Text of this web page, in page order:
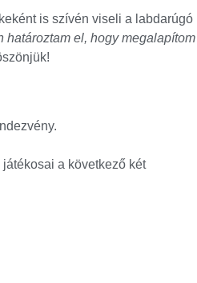
is szívén viseli a labdarúgó
határoztam el, hogy megalapítom
a következő két